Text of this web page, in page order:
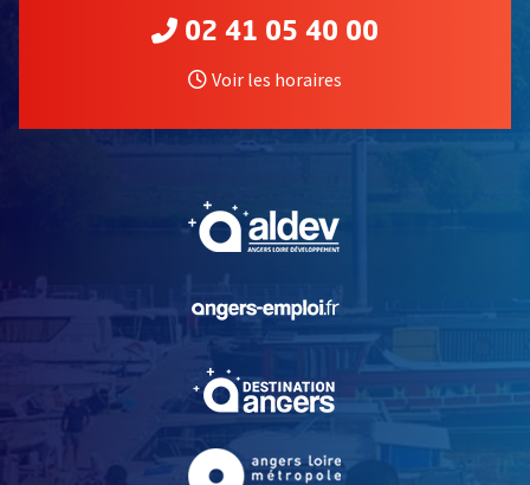
02 41 05 40 00
Voir les horaires
, Ouvre une nouvelle
, Ouvre une nouvelle